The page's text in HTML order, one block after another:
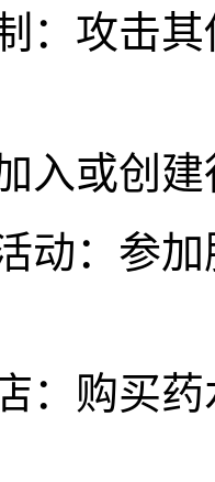
：攻击
入或创
动：参
：购买